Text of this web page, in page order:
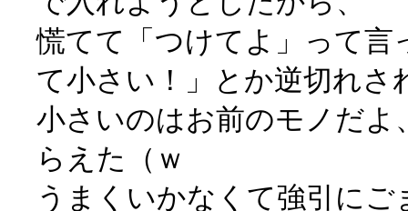
慌てて「つけてよ」って言
て小さい！」とか逆切れさ
小さいのはお前のモノだ
らえた（ｗ
うまくいかなくて強引に